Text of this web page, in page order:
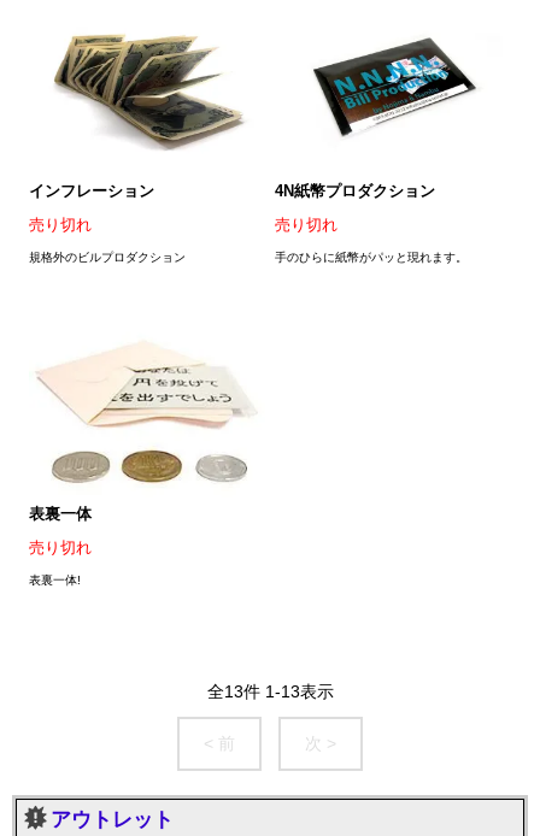
インフレーション
売り切れ
規格外のビルプロダクション
4N紙幣プロダクション
売り切れ
手のひらに紙幣がパッと現れます。
表裏一体
売り切れ
表裏一体!
全13件 1-13表示
< 前 次 >
アウトレット